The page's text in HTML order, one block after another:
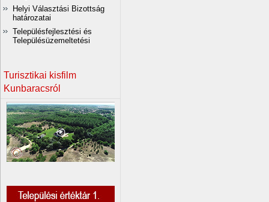
Helyi Választási Bizottság
határozatai
Településfejlesztési és
Településüzemeltetési
Turisztikai kisfilm
Kunbaracsról